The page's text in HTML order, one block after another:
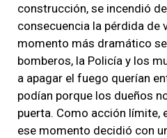
construcción, se incendió
consecuencia la pérdida de
momento más dramático
bomberos, la Policía y los
a apagar el fuego querían
podían porque los dueños
puerta. Como acción límite,
ese momento decidió con